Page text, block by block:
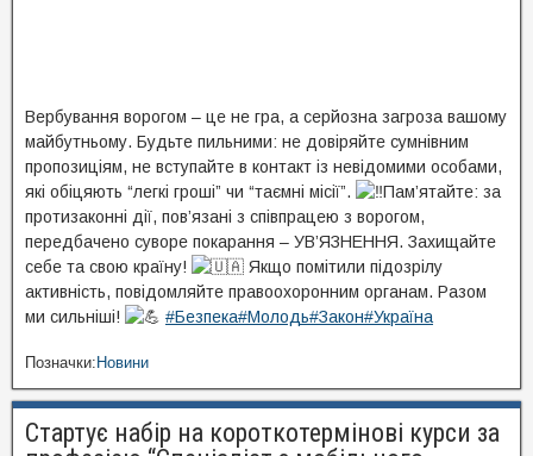
Вербування ворогом – це не гра, а серйозна загроза вашому
майбутньому. Будьте пильними: не довіряйте сумнівним
пропозиціям, не вступайте в контакт із невідомими особами,
які обіцяють “легкі гроші” чи “таємні місії”.
Пам’ятайте: за
протизаконні дії, пов’язані з співпрацею з ворогом,
передбачено суворе покарання – УВ’ЯЗНЕННЯ. Захищайте
себе та свою країну!
Якщо помітили підозрілу
активність, повідомляйте правоохоронним органам. Разом
ми сильніші!
#Безпека#Молодь#Закон#Україна
Позначки:Новини
Стартує набір на короткотермінові курси за